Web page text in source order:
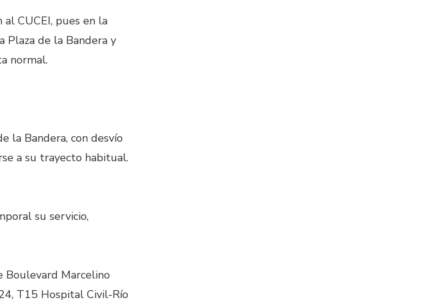
CUCEI, pues en la
Plaza de la Bandera y
normal.
la Bandera, con desvío
a su trayecto habitual.
su servicio,
Boulevard Marcelino
T15 Hospital Civil-Río